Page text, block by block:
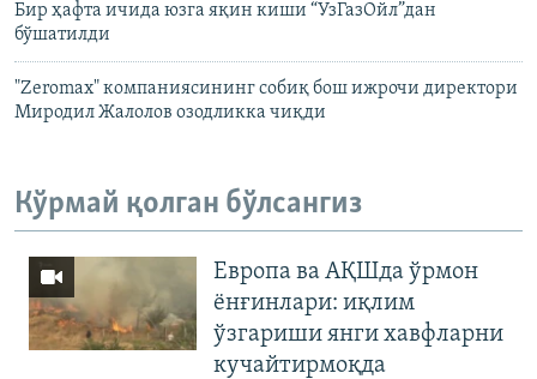
Бир ҳафта ичида юзга яқин киши “УзГазОйл”дан
бўшатилди
"Zeromax" компаниясининг собиқ бош ижрочи директори
Миродил Жалолов озодликка чиқди
Кўрмай қолган бўлсангиз
Европа ва АҚШда ўрмон
ёнғинлари: иқлим
ўзгариши янги хавфларни
кучайтирмоқда